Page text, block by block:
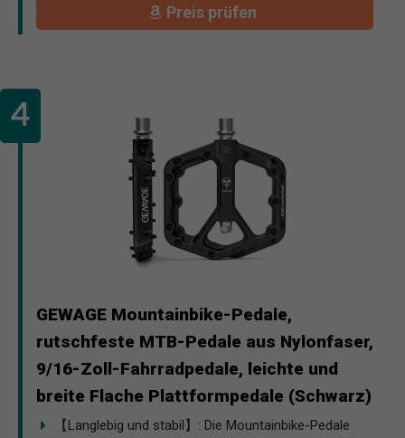
Preis prüfen
GEWAGE Mountainbike-Pedale,
rutschfeste MTB-Pedale aus Nylonfaser,
9/16-Zoll-Fahrradpedale, leichte und
breite Flache Plattformpedale (Schwarz)
【Langlebig und stabil】: Die Mountainbike-Pedale